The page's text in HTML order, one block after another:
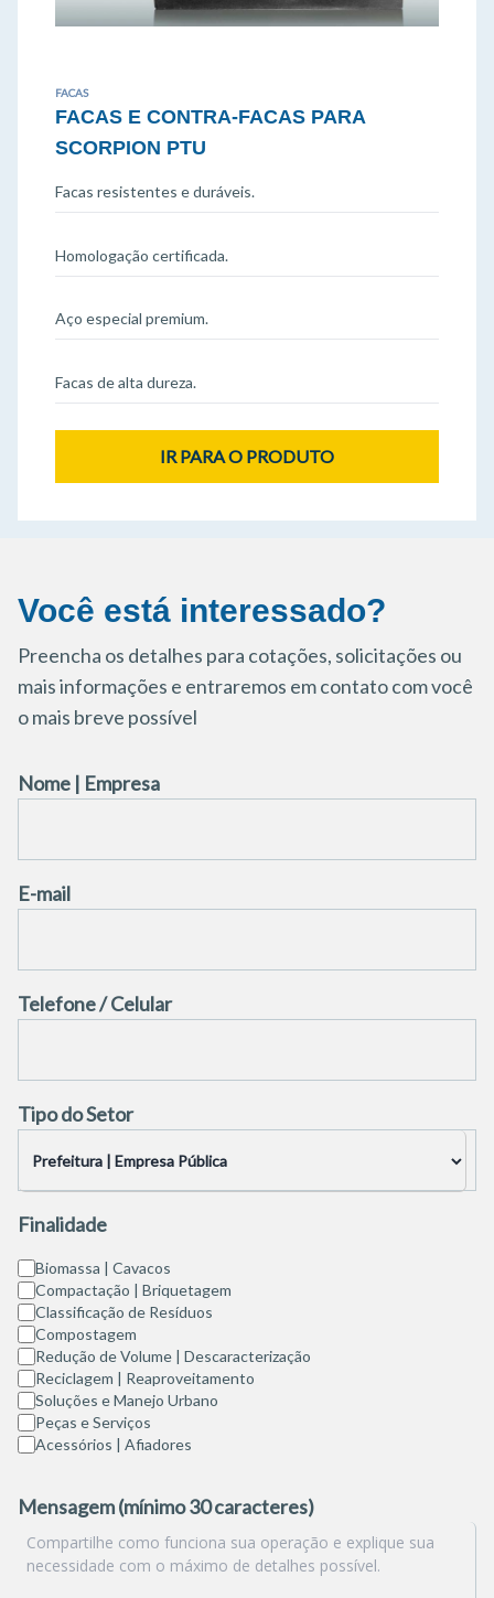
FACAS
FACAS E CONTRA-FACAS PARA
SCORPION PTU
Facas resistentes e duráveis.
Homologação certificada.
Aço especial premium.
Facas de alta dureza.
IR PARA O PRODUTO
Você está interessado?
Preencha os detalhes para cotações, solicitações ou
mais informações e entraremos em contato com você
o mais breve possível
Nome | Empresa
E-mail
Telefone / Celular
Tipo do Setor
Finalidade
Biomassa | Cavacos
Compactação | Briquetagem
Classificação de Resíduos
Compostagem
Redução de Volume | Descaracterização
Reciclagem | Reaproveitamento
Soluções e Manejo Urbano
Peças e Serviços
Acessórios | Afiadores
Mensagem (mínimo 30 caracteres)